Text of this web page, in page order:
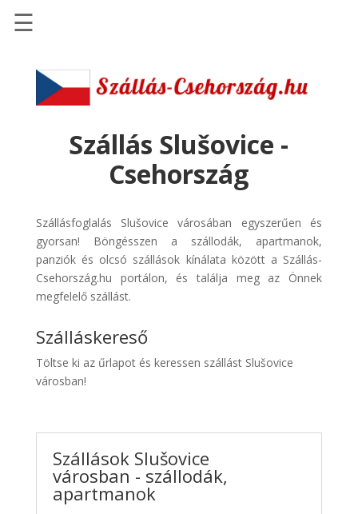
Szállások
Szállásinfo.eu
pénzvisszatérítéssel
Discover
Cars
Transzfer
Kiwi
Taxi
☰
Szállás Slušovice -
Csehország
Szállásfoglalás Slušovice városában egyszerűen és
gyorsan! Böngésszen a szállodák, apartmanok,
panziók és olcsó szállások kínálata között a Szállás-
Csehország.hu portálon, és találja meg az Önnek
megfelelő szállást.
Szálláskereső
Töltse ki az űrlapot és keressen szállást Slušovice
városban!
Szállások Slušovice
városban - szállodák,
apartmanok